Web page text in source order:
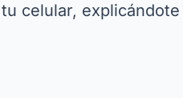
celular,